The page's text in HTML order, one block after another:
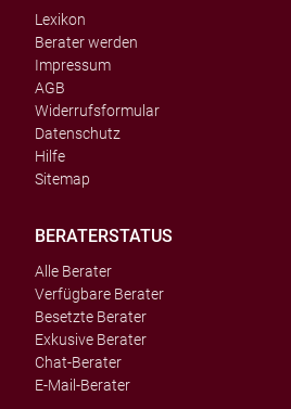
Lexikon
Berater werden
Impressum
AGB
Widerrufsformular
Datenschutz
Hilfe
Sitemap
BERATERSTATUS
Alle Berater
Verfügbare Berater
Besetzte Berater
Exkusive Berater
Chat-Berater
E-Mail-Berater